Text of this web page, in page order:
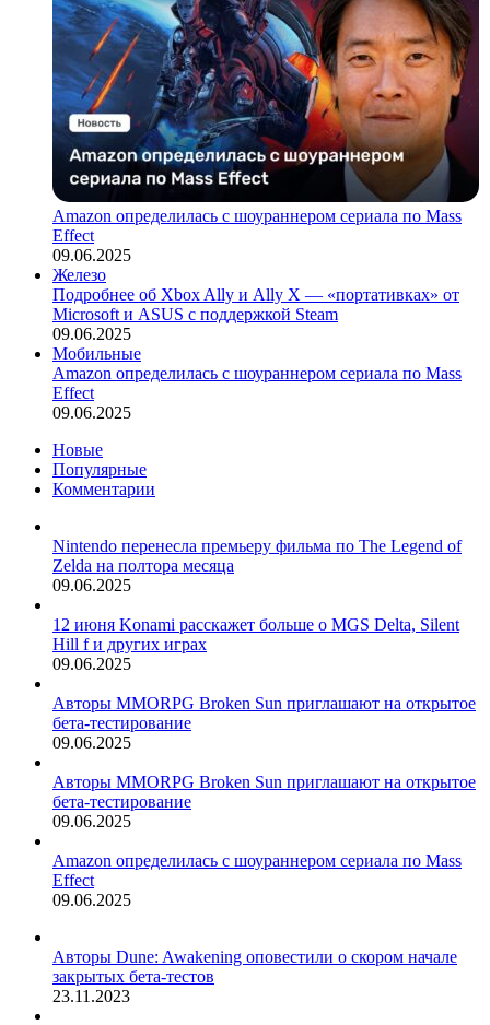
Amazon определилась с шоураннером сериала по Mass
Effect
09.06.2025
Железо
Подробнее об Xbox Ally и Ally X — «портативках» от
Microsoft и ASUS с поддержкой Steam
09.06.2025
Мобильные
Amazon определилась с шоураннером сериала по Mass
Effect
09.06.2025
Новые
Популярные
Комментарии
Nintendo перенесла премьеру фильма по The Legend of
Zelda на полтора месяца
09.06.2025
12 июня Konami расскажет больше о MGS Delta, Silent
Hill f и других играх
09.06.2025
Авторы MMORPG Broken Sun приглашают на открытое
бета-тестирование
09.06.2025
Авторы MMORPG Broken Sun приглашают на открытое
бета-тестирование
09.06.2025
Amazon определилась с шоураннером сериала по Mass
Effect
09.06.2025
Авторы Dune: Awakening оповестили о скором начале
закрытых бета-тестов
23.11.2023